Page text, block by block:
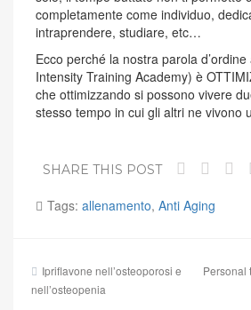
completamente come individuo,
intraprendere, studiare, etc…
Ecco perché la nostra parola
Intensity Training Academy) è
che ottimizzando si possono vivere
stesso tempo in cui gli altri ne vivono
SHARE THIS POST
Tags: allenamento, Anti Aging
Navigazione
articoli
Ipriflavone nell’osteoporosi e
nell’osteopenia
Personal